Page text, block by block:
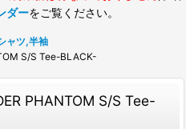
ダーをご覧ください。
ャツ,半袖
S/S Tee-BLACK-
PHANTOM S/S Tee-